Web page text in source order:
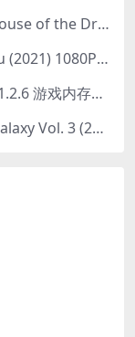
HBO 权力的游戏前传 龙之家族 House of the Dragon (2022) 中字 1080P 更新4集
迪拜的女孩 Dziewczyny z Dubaju (2021) 1080P 中字
IOS 越狱软件iMemScan version1.2.6 游戏内存修改器
银河护卫队3 Guardians of the Galaxy Vol. 3 (2023)4K高清资源1080p只分享精品